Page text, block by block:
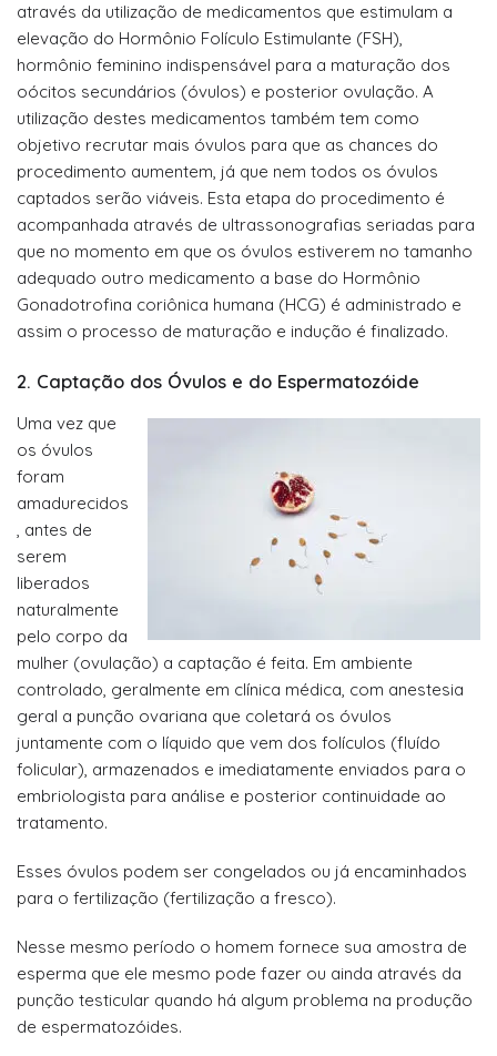
através da utilização de medicamentos que estimulam a
elevação do Hormônio Folículo Estimulante (FSH),
hormônio feminino indispensável para a maturação dos
oócitos secundários (óvulos) e posterior ovulação. A
utilização destes medicamentos também tem como
objetivo recrutar mais óvulos para que as chances do
procedimento aumentem, já que nem todos os óvulos
captados serão viáveis. Esta etapa do procedimento é
acompanhada através de ultrassonografias seriadas para
que no momento em que os óvulos estiverem no tamanho
adequado outro medicamento a base do Hormônio
Gonadotrofina coriônica humana (HCG) é administrado e
assim o processo de maturação e indução é finalizado.
2. Captação dos Óvulos e do Espermatozóide
Uma vez que
os óvulos
foram
amadurecidos
, antes de
serem
liberados
naturalmente
pelo corpo da
mulher (ovulação) a captação é feita. Em ambiente
controlado, geralmente em clínica médica, com anestesia
geral a punção ovariana que coletará os óvulos
juntamente com o líquido que vem dos folículos (fluído
folicular), armazenados e imediatamente enviados para o
embriologista para análise e posterior continuidade ao
tratamento.
Esses óvulos podem ser congelados ou já encaminhados
para o fertilização (fertilização a fresco).
Nesse mesmo período o homem fornece sua amostra de
esperma que ele mesmo pode fazer ou ainda através da
punção testicular quando há algum problema na produção
de espermatozóides.